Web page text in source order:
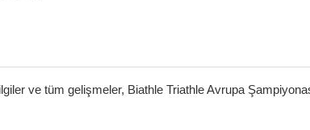
ve tüm gelişmeler, Biathle Triathle Avrupa